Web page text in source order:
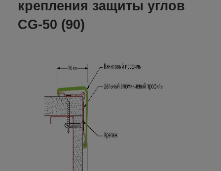
крепления защиты углов
CG-50 (90)